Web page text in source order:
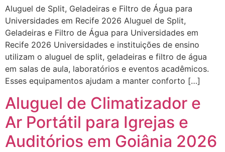
Aluguel de Split, Geladeiras e Filtro de Água para
Universidades em Recife 2026 Aluguel de Split,
Geladeiras e Filtro de Água para Universidades em
Recife 2026 Universidades e instituições de ensino
utilizam o aluguel de split, geladeiras e filtro de água
em salas de aula, laboratórios e eventos acadêmicos.
Esses equipamentos ajudam a manter conforto […]
Aluguel de Climatizador e
Ar Portátil para Igrejas e
Auditórios em Goiânia 2026